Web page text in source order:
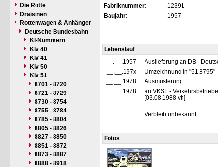
Die Rotte
Draisinen
Rottenwagen & Anhänger
Deutsche Bundesbahn
Kl-Nummern
Klv 40
Klv 41
Klv 50
Klv 51
8701 - 8720
8721 - 8729
8730 - 8754
8755 - 8784
8785 - 8804
8805 - 8826
8827 - 8850
8851 - 8872
8873 - 8887
8888 - 8918
Fabriknummer:
12391
Baujahr:
1957
Lebenslauf
__.__.1957
Auslieferung an DB -
__.__.197x
Umzeichnung in "51.8795"
__.__.1978
Ausmusterung
__.__.1978
an VKSF -
[03.08.1988 vh]
Verbleib unbekannt
Fotos